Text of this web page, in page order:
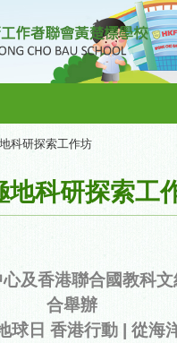
科研探索工作坊
地科研探索工
及香港聯合國教科
合舉辦
球日 香港行動 | 從海